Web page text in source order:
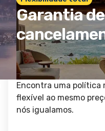
Garantia de
Encontra uma política
flexível ao mesmo
nós igualamos.